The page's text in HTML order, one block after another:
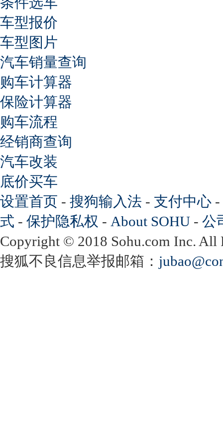
车型报价
车型图片
汽车销量查询
购车计算器
保险计算器
购车流程
经销商查询
汽车改装
底价买车
设置首页 - 搜狗输入法 - 支付中心 -
式 - 保护隐私权 - About SOHU - 公
Copyright © 2018 Sohu.com Inc.
搜狐不良信息举报邮箱：